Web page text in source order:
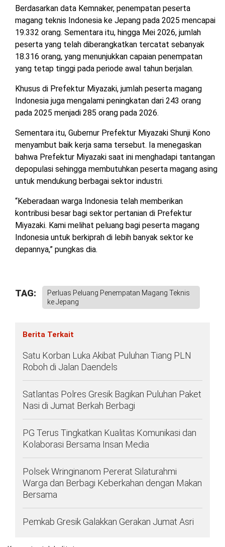
Berdasarkan data Kemnaker, penempatan peserta
magang teknis Indonesia ke Jepang pada 2025 mencapai
19.332 orang. Sementara itu, hingga Mei 2026, jumlah
peserta yang telah diberangkatkan tercatat sebanyak
18.316 orang, yang menunjukkan capaian penempatan
yang tetap tinggi pada periode awal tahun berjalan.
Khusus di Prefektur Miyazaki, jumlah peserta magang
Indonesia juga mengalami peningkatan dari 243 orang
pada 2025 menjadi 285 orang pada 2026.
Sementara itu, Gubernur Prefektur Miyazaki Shunji Kono
menyambut baik kerja sama tersebut. Ia menegaskan
bahwa Prefektur Miyazaki saat ini menghadapi tantangan
depopulasi sehingga membutuhkan peserta magang asing
untuk mendukung berbagai sektor industri.
“Keberadaan warga Indonesia telah memberikan
kontribusi besar bagi sektor pertanian di Prefektur
Miyazaki. Kami melihat peluang bagi peserta magang
Indonesia untuk berkiprah di lebih banyak sektor ke
depannya,” pungkas dia.
TAG:
Perluas Peluang Penempatan Magang Teknis
ke Jepang
Berita Terkait
Satu Korban Luka Akibat Puluhan Tiang PLN
Roboh di Jalan Daendels
Satlantas Polres Gresik Bagikan Puluhan Paket
Nasi di Jumat Berkah Berbagi
PG Terus Tingkatkan Kualitas Komunikasi dan
Kolaborasi Bersama Insan Media
Polsek Wringinanom Pererat Silaturahmi
Warga dan Berbagi Keberkahan dengan Makan
Bersama
Pemkab Gresik Galakkan Gerakan Jumat Asri